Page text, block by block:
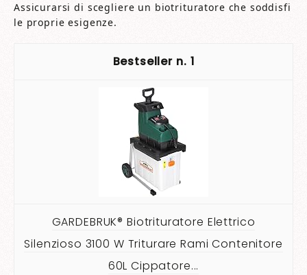
Assicurarsi di scegliere un biotrituratore che soddisfi
le proprie esigenze.
1
GARDEBRUK® Biotrituratore Elettrico
Silenzioso 3100 W Triturare Rami Contenitore
60L Cippatore...